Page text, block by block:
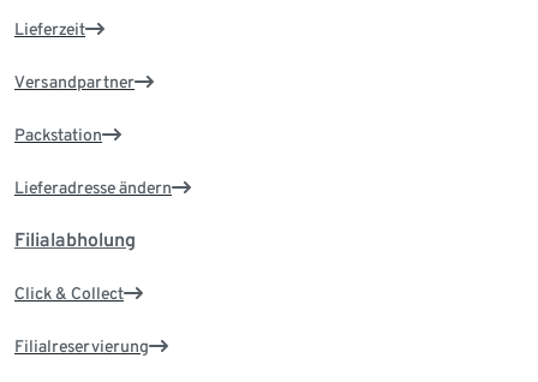
Lieferzeit
Versandpartner
Packstation
Lieferadresse ändern
Filialabholung
Click & Collect
Filialreservierung